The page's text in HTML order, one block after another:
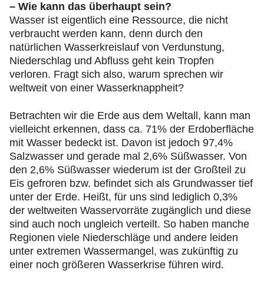
– Wie kann das überhaupt sein?
Wasser ist eigentlich eine Ressource, die nicht
verbraucht werden kann, denn durch den
natürlichen Wasserkreislauf von Verdunstung,
Niederschlag und Abfluss geht kein Tropfen
verloren. Fragt sich also, warum sprechen wir
weltweit von einer Wasserknappheit?
Betrachten wir die Erde aus dem Weltall, kann man
vielleicht erkennen, dass ca. 71% der Erdoberfläche
mit Wasser bedeckt ist. Davon ist jedoch 97,4%
Salzwasser und gerade mal 2,6% Süßwasser. Von
den 2,6% Süßwasser wiederum ist der Großteil zu
Eis gefroren bzw. befindet sich als Grundwasser tief
unter der Erde. Heißt, für uns sind lediglich 0,3%
der weltweiten Wasservorräte zugänglich und diese
sind auch noch ungleich verteilt. So haben manche
Regionen viele Niederschläge und andere leiden
unter extremen Wassermangel, was zukünftig zu
einer noch größeren Wasserkrise führen wird.